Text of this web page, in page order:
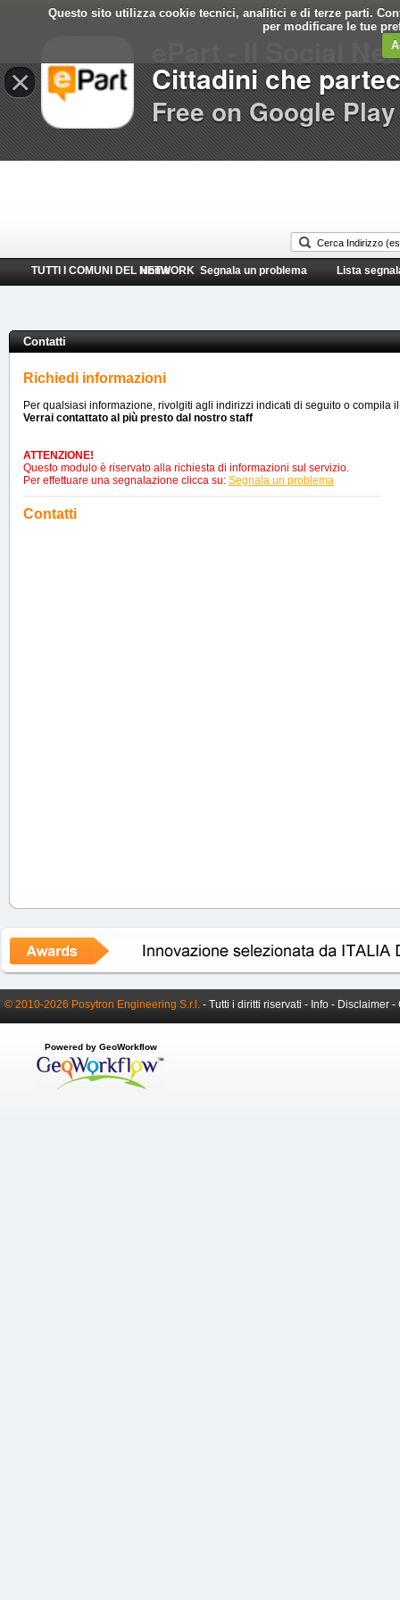
Questo sito utilizza cookie tecnici, analitici e di terze parti.
per modificare le tue
TUTTI I COMUNI DEL NETWORK
Home Segnala un problema Lista
Contatti
Richiedi informazioni
Per qualsiasi informazione, rivolgiti agli indirizzi indicati di seguito o compila
Verrai contattato al più presto dal nostro staff
ATTENZIONE!
Questo modulo è riservato alla richiesta di informazioni sul servizio.
Per effettuare una segnalazione clicca su: Segnala un problema
Contatti
© 2010-2026 Posytron Engineering S.r.l. - Tutti i diritti riservati - Info - Disclaimer -
Powered by GeoWorkflow
×
ePart - Il Social
Cittadini che
Free on Google Play